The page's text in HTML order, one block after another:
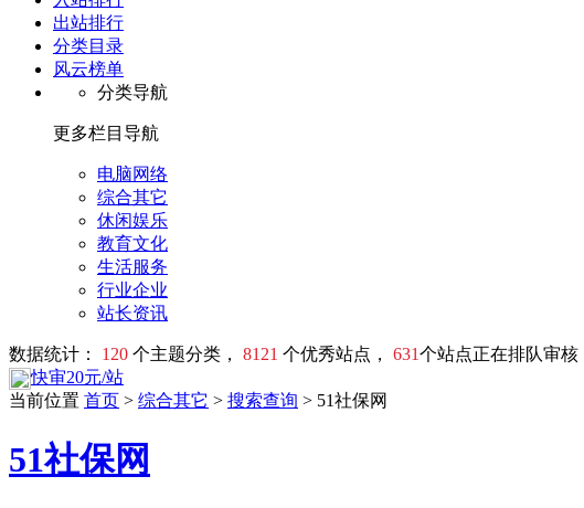
出站排行
分类目录
风云榜单
分类导航
更多栏目导航
电脑网络
综合其它
休闲娱乐
教育文化
生活服务
行业企业
站长资讯
数据统计： 120 个主题分类， 8121 个优秀站点， 631个站点正在排队审核
快审20元/站
当前位置 首页 > 综合其它 > 搜索查询 > 51社保网
51社保网